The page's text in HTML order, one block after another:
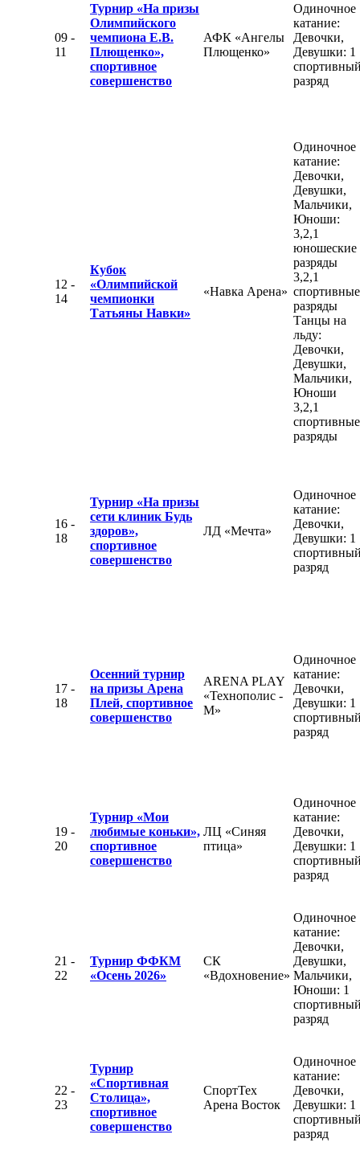
09 -
11
Турнир «На призы
Олимпийского
чемпиона Е.В.
Плющенко»,
спортивное
совершенство
АФК «Ангелы
Плющенко»
Одиночное
катание:
Девочки,
Девушки: 1
разряд
12 -
14
Кубок
«Олимпийской
чемпионки
Татьяны Навки»
«Навка Арена»
Одиночное
катание:
Девочки,
Девушки,
Мальчики,
Юноши:
3,2,1
юношеские
разряды
3,2,1
спортивные
разряды
Танцы на
льду:
Девочки,
Девушки,
Мальчики,
Юноши
3,2,1
спортивные
разряды
16 -
18
Турнир «На призы
сети клиник Будь
здоров»,
спортивное
совершенство
ЛД «Мечта»
Одиночное
катание:
Девочки,
Девушки: 1
разряд
17 -
18
Осенний турнир
на призы Арена
Плей, спортивное
совершенство
ARENA PLAY
«Технополис -
М»
Одиночное
катание:
Девочки,
Девушки: 1
разряд
19 -
20
Турнир «Мои
любимые коньки»,
спортивное
совершенство
ЛЦ «Синяя
птица»
Одиночное
катание:
Девочки,
Девушки: 1
разряд
21 -
22
Турнир ФФКМ
«Осень 2026»
СК
«Вдохновение»
Одиночное
катание:
Девочки,
Девушки,
Мальчики,
Юноши: 1
разряд
22 -
23
Турнир
«Спортивная
Столица»,
спортивное
совершенство
СпортТех
Арена Восток
Одиночное
катание:
Девочки,
Девушки: 1
разряд